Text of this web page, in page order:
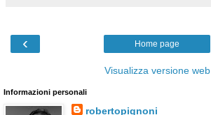
‹ Home page
Visualizza versione web
Informazioni personali
robertopignoni